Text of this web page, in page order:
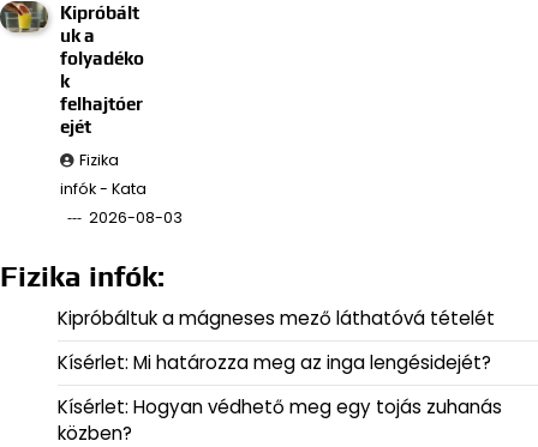
Kipróbált
uk a
folyadéko
k
felhajtóer
ejét
Fizika
infók - Kata
2026-08-03
Fizika infók:
Kipróbáltuk a mágneses mező láthatóvá tételét
Kísérlet: Mi határozza meg az inga lengésidejét?
Kísérlet: Hogyan védhető meg egy tojás zuhanás
közben?